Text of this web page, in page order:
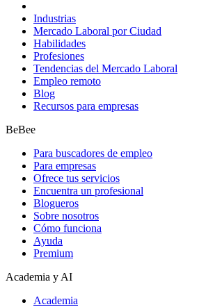
Industrias
Mercado Laboral por Ciudad
Habilidades
Profesiones
Tendencias del Mercado Laboral
Empleo remoto
Blog
Recursos para empresas
BeBee
Para buscadores de empleo
Para empresas
Ofrece tus servicios
Encuentra un profesional
Blogueros
Sobre nosotros
Cómo funciona
Ayuda
Premium
Academia y AI
Academia